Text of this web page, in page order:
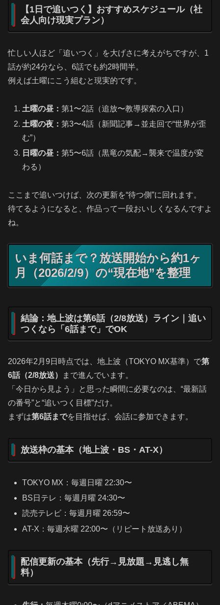
【1日で追いつく】おすすめスケジュール（社
会人向け現実プラン）
忙しい人ほど「追いつく」を大げさに考えがちですが、1
話が約24分なら、6話でも約2時間半。
例えば土曜にこう組むと現実的です。
土曜の昼：第1〜2話（追放〜教導探索の入口）
土曜の夜：第3〜4話（新聞記事→並走回で“世界が歪
む”）
日曜の昼：第5〜6話（黒竜の気配→襲来で温度が変
わる）
ここまで追いつけば、次の更新を“待つ側”に回れます。
待てるようになると、作品って一段おいしくなるんですよ
ね。
いま何話まで？放送開始から約1ヶ
月（2026/2/9）の“現在地”を整理
結論：地上波は第6話（2/8放送）ライン｜追い
つくなら「6話まで」でOK
2026年2月9日時点では、地上波（TOKYO MX基準）で第
6話（2/8放送）
まで進んでいます。
「今日から見よう」と思った瞬間に必要なのは、“最新話
の番号”と“追いつく目標”だけ。
まずは第6話までを目指せば、会話に参加できます。
放送枠の基本（地上波・BS・AT-X）
TOKYO MX：毎週日曜 22:30〜
BS日テレ：毎週月曜 24:30〜
読売テレビ：毎週月曜 26:59〜
AT-X：毎週水曜 22:00〜（リピート放送あり）
配信更新の基本（先行→見放題→見逃し無
料）